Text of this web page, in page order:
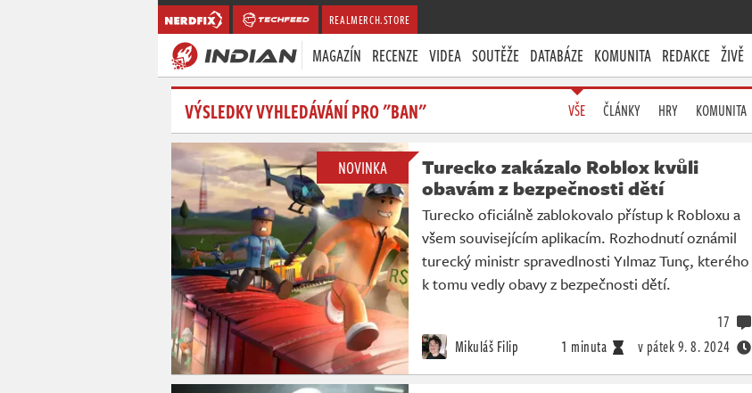
REALMERCH.STORE
MAGAZÍN RECENZE VIDEA SOUTĚŽE DATABÁZE KOMUNITA REDAKCE ŽIVĚ
VÝSLEDKY VYHLEDÁVÁNÍ PRO "BAN" VŠE ČLÁNKY HRY KOMUNITA
NOVINKA
Turecko zakázalo Roblox kvůli
obavám z bezpečnosti dětí
Turecko oficiálně zablokovalo přístup k Robloxu a
všem souvisejícím aplikacím. Rozhodnutí oznámil
turecký ministr spravedlnosti Yılmaz Tunç, kterého
k tomu vedly obavy z bezpečnosti dětí.
Mikuláš Filip 1 minuta v pátek9. 8. 2024
17